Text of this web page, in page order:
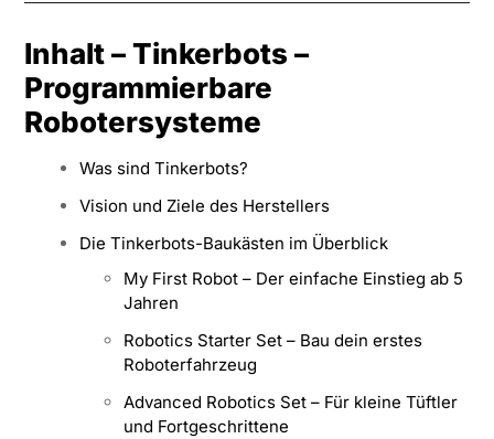
Inhalt – Tinkerbots –
Programmierbare
Robotersysteme
Was sind Tinkerbots?
Vision und Ziele des Herstellers
Die Tinkerbots-Baukästen im Überblick
My First Robot – Der einfache Einstieg ab 5
Jahren
Robotics Starter Set – Bau dein erstes
Roboterfahrzeug
Advanced Robotics Set – Für kleine Tüftler
und Fortgeschrittene